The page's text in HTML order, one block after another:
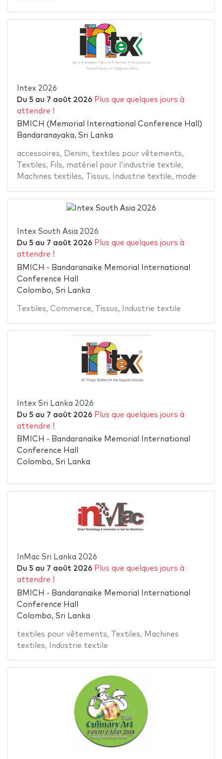
Intex 2026
Du 5au 7 août 2026 Plus que quelques jours à
attendre !
BMICH (Memorial International Conference Hall)
Bandaranayaka, Sri Lanka
accessoires, Denim, textiles pour vêtements,
Textiles, Fils, matériel pour l'industrie textile,
Machines textiles, Tissus, Industrie textile, mode
Intex South Asia 2026
Du 5au 7 août 2026 Plus que quelques jours à
attendre !
BMICH - Bandaranaike Memorial International
Conference Hall
Colombo, Sri Lanka
Textiles, Commerce, Tissus, Industrie textile
Intex Sri Lanka 2026
Du 5au 7 août 2026 Plus que quelques jours à
attendre !
BMICH - Bandaranaike Memorial International
Conference Hall
Colombo, Sri Lanka
InMac Sri Lanka 2026
Du 5au 7 août 2026 Plus que quelques jours à
attendre !
BMICH - Bandaranaike Memorial International
Conference Hall
Colombo, Sri Lanka
textiles pour vêtements, Textiles, Machines
textiles, Industrie textile